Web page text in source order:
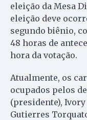
eleição da Mesa
eleição deve
segundo biênio,
48 horas de
hora da votação.
Atualmente, os
ocupados pelos
(presidente),
Gutierres